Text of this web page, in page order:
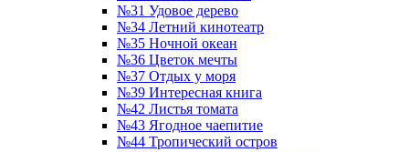
№31 Удовое дерево
№34 Летний кинотеатр
№35 Ночной океан
№36 Цветок мечты
№37 Отдых у моря
№39 Интересная книга
№42 Листья томата
№43 Ягодное чаепитие
№44 Тропический остров